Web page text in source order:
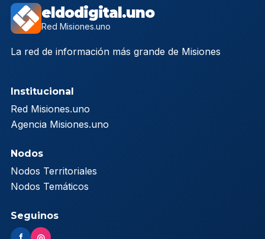
eldodigital.uno
Red Misiones.uno
La red de información más grande de Misiones
Institucional
Red Misiones.uno
Agencia Misiones.uno
Nodos
Nodos Territoriales
Nodos Temáticos
Seguinos